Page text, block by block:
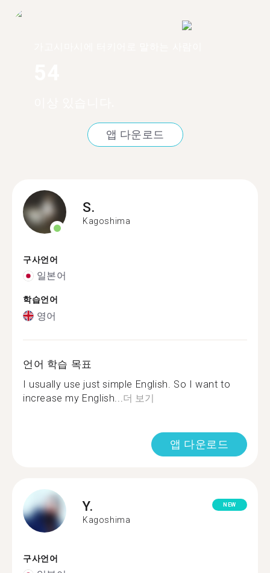
앱 다운로드
S.
Kagoshima
구사언어
일본어
학습언어
영어
언어 학습 목표
I usually use just simple English. So I want to
increase my English... 더 보기
앱 다운로드
Y.
Kagoshima
NEW
구사언어